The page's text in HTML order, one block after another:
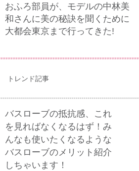
おふろ部員が、モデルの中林美
和さんに美の秘訣を聞くために
大都会東京まで行ってきた!
トレンド記事
バスローブの抵抗感、これ
を見ればなくなるはず！み
んなも使いたくなるような
バスローブのメリット紹介
しちゃいます！